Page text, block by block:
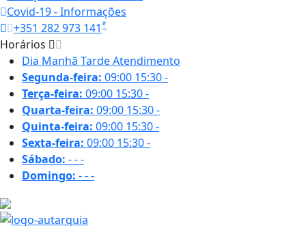
Covid-19 - Informações
+351 282 973 141*
Horários
Dia Manhã TardeAtendimento
Segunda-feira: 09:00 15:30-
Terça-feira: 09:00 15:30-
Quarta-feira: 09:00 15:30-
Quinta-feira: 09:00 15:30-
Sexta-feira: 09:00 15:30-
Sábado: ---
Domingo: ---